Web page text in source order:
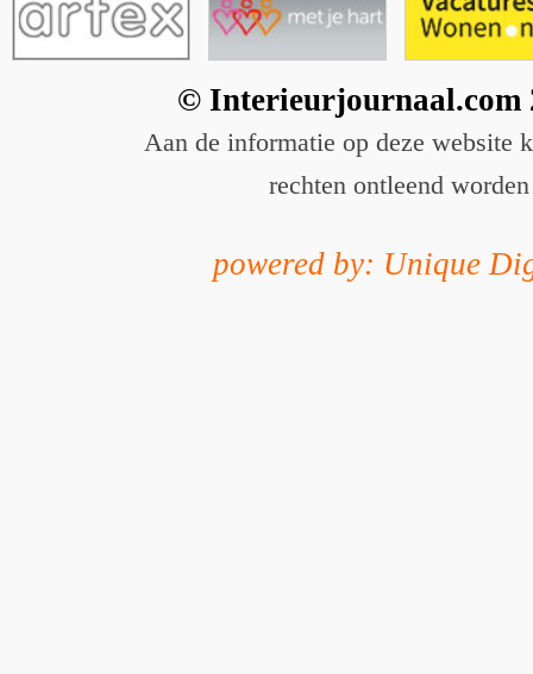
© Interieurjournaal.com
Aan de informatie op deze website
rechten ontleend worden
powered by: Unique